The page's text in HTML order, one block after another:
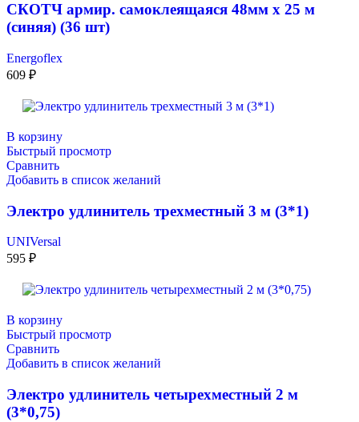
СКОТЧ армир. самоклеящаяся 48мм х 25 м
(синяя) (36 шт)
Energoflex
609 ₽
В корзину
Быстрый просмотр
Сравнить
Добавить в список желаний
Электро удлинитель трехместный 3 м (3*1)
UNIVersal
595 ₽
В корзину
Быстрый просмотр
Сравнить
Добавить в список желаний
Электро удлинитель четырехместный 2 м
(3*0,75)